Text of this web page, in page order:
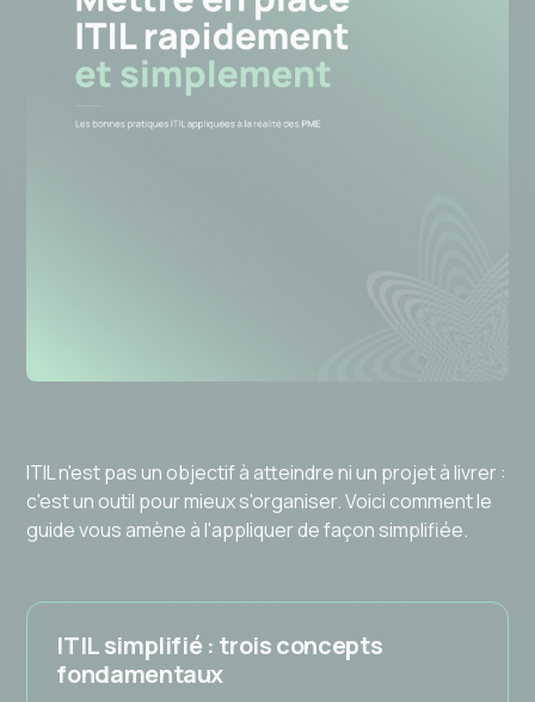
ITIL n'est pas un objectif à atteindre ni un projet à livrer :
c'est un outil pour mieux s'organiser. Voici comment le
guide vous amène à l'appliquer de façon simplifiée.
ITIL simplifié : trois concepts
fondamentaux